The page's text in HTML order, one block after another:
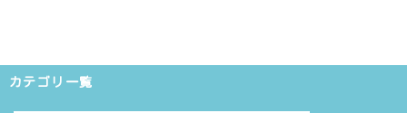
カテゴリ一覧